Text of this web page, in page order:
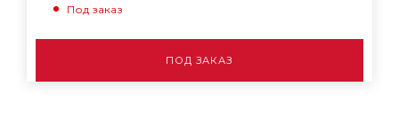
Под заказ
ПОД ЗАКАЗ